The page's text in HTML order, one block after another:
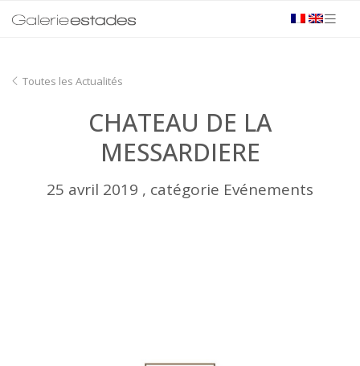
Toutes les Actualités
CHATEAU DE LA
MESSARDIERE
25 avril 2019 , catégorie Evénements